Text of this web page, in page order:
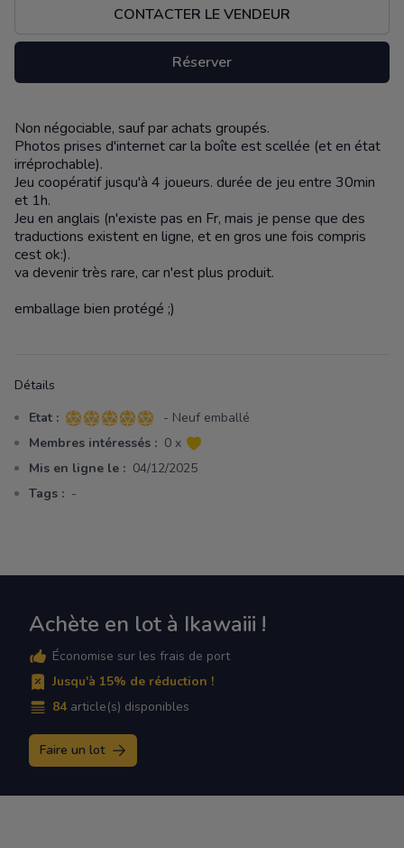
CONTACTER LE VENDEUR
Réserver
Description
Non négociable, sauf par achats groupés.
Photos prises d'internet car la boîte est scellée (et en état
irréprochable).
Jeu coopératif jusqu'à 4 joueurs. durée de jeu entre 30min
et 1h.
Jeu en anglais (n'existe pas en Fr, mais je pense que des
traductions existent en ligne, et en gros une fois compris
cest ok:).
va devenir très rare, car n'est plus produit.
emballage bien protégé ;)
Détails
Etat : 5 sur 5 étoiles
- Neuf emballé
Membres intéressés : 0 x
Mis en ligne le : 04/12/2025
Tags : -
Achète en lot à Ikawaiii !
Économise sur les frais de port
Jusqu'à 15% de réduction !
84 article(s) disponibles
Faire un lot